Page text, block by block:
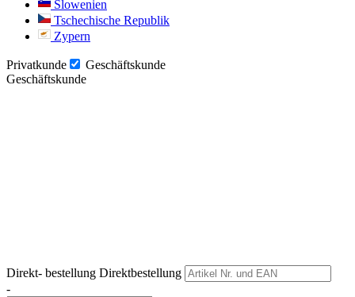
Slowenien
Tschechische Republik
Zypern
Privatkunde
Geschäftskunde
Geschäftskunde
Direkt- bestellung Direktbestellung
-